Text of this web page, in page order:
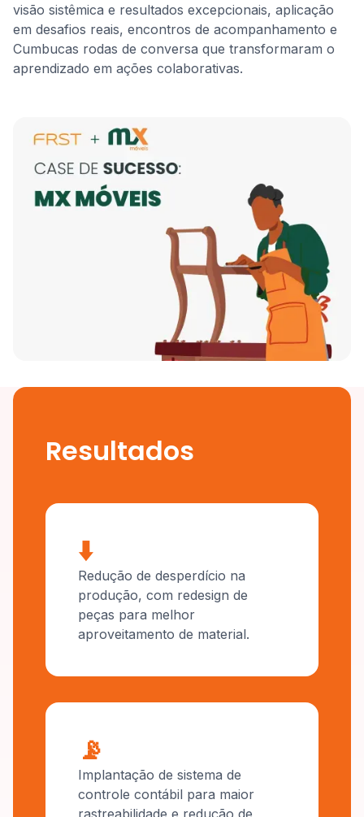
visão sistêmica e resultados excepcionais, aplicação
em desafios reais, encontros de acompanhamento e
Cumbucas rodas de conversa que transformaram o
aprendizado em ações colaborativas.
Resultados
⬇️
Redução de desperdício na
produção, com redesign de
peças para melhor
aproveitamento de material.
📡
Implantação de sistema de
controle contábil para maior
rastreabilidade e redução de